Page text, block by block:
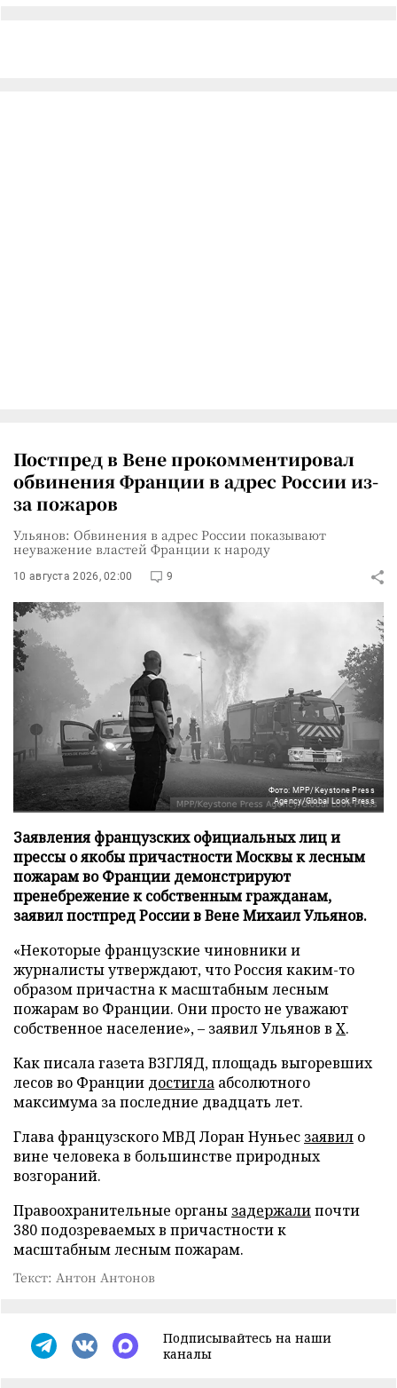
Постпред в Вене прокомментировал
обвинения Франции в адрес России из-
за пожаров
Ульянов: Обвинения в адрес России показывают
неуважение властей Франции к народу
10 августа 2026, 02:00 9
Фото: MPP/Keystone Press
Agency/Global Look Press
Заявления французских официальных лиц и
прессы о якобы причастности Москвы к лесным
пожарам во Франции демонстрируют
пренебрежение к собственным гражданам,
заявил постпред России в Вене Михаил Ульянов.
«Некоторые французские чиновники и
журналисты утверждают, что Россия каким-то
образом причастна к масштабным лесным
пожарам во Франции. Они просто не уважают
собственное население», – заявил Ульянов в X.
Как писала газета ВЗГЛЯД, площадь выгоревших
лесов во Франции достигла абсолютного
максимума за последние двадцать лет.
Глава французского МВД Лоран Нуньес заявил о
вине человека в большинстве природных
возгораний.
Правоохранительные органы задержалипочти
380 подозреваемых в причастности к
масштабным лесным пожарам.
Текст: Антон Антонов
Подписывайтесь на наши
каналы